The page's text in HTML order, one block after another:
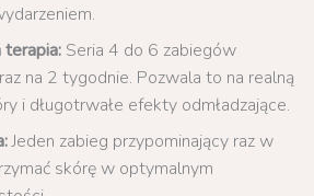
terapia: Seria 4 do 6 zabiegów
na 2 tygodnie. Pozwala to na realną
i długotrwałe efekty odmładzające.
Jeden zabieg przypominający raz w
skórę w optymalnym